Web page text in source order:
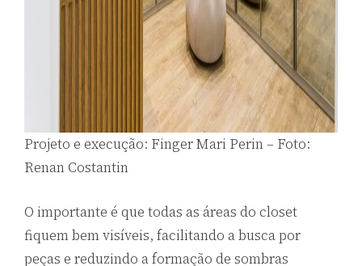
Projeto e execução: Finger Mari Perin – Foto:
Renan Costantin
O importante é que todas as áreas do closet
fiquem bem visíveis, facilitando a busca por
peças e reduzindo a formação de sombras